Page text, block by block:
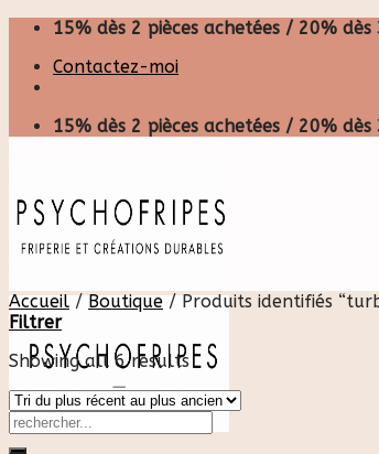
Skip
content
15% dès 2 pièces achetées / 20%
Contactez-moi
15% dès 2 pièces achetées / 20%
Accueil / Boutique /Produits identifiés
Filtrer
Showing all 6 results